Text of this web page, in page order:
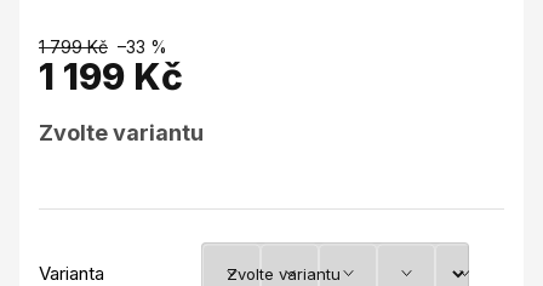
1 799 Kč –33 %
1 199 Kč
cena:
Zvolte variantu
Varianta